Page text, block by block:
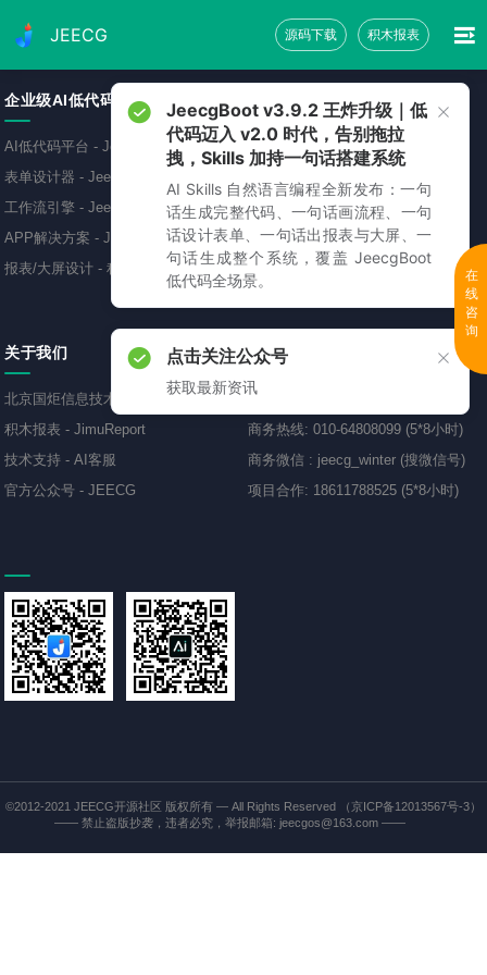
JEECG 源码下载 积木报表
企业级AI低代码平台
AI低代码平台 - JeecgBoot
表单设计器 - JeecgBoot
工作流引擎 - JeecgBoot
APP解决方案 - JeecgBoot
报表/大屏设计 - 积木报表
免费源码下载
低代码开发平台-JeecgBoot
AI应用开发平台-Jeecg-AI
报表可视化工具-JimuReport
移动开发框架 -JeecgUniapp
关于我们
北京国炬信息技术有限公司
积木报表 - JimuReport
技术支持 - AI客服
官方公众号 - JEECG
联系方式
商务QQ
商务热线: 010-64808099 (5*8小时)
商务微信 : jeecg_winter (搜微信号)
项目合作: 18611788525 (5*8小时)
©2012-2021 JEECG开源社区 版权所有 — All Rights Reserved
（京ICP备12013567号-3）
—— 禁止盗版抄袭，违者必究，举报邮箱: jeecgos@163.com ——
在
线
咨
询
JeecgBoot v3.9.2 王炸升级｜低
代码迈入 v2.0 时代，告别拖拉
拽，Skills 加持一句话搭建系统
AI Skills 自然语言编程全新发布：一句
话生成完整代码、一句话画流程、一句
话设计表单、一句话出报表与大屏、一
句话生成整个系统，覆盖 JeecgBoot
低代码全场景。
点击关注公众号
获取最新资讯